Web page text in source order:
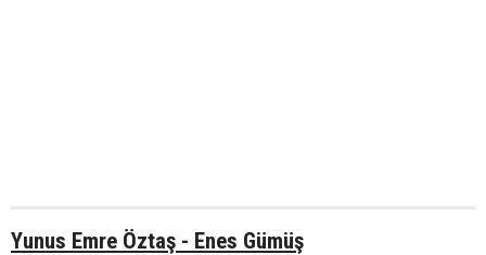
Yunus Emre Öztaş - Enes Gümüş